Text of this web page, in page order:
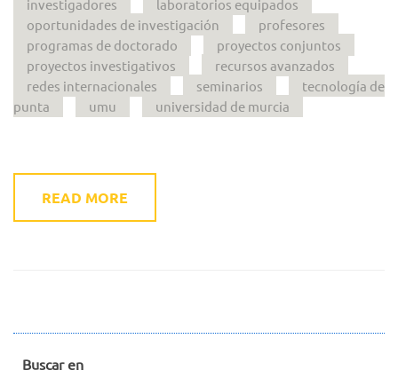
investigadores
laboratorios equipados
oportunidades de investigación
profesores
programas de doctorado
proyectos conjuntos
proyectos investigativos
recursos avanzados
redes internacionales
seminarios
tecnología de
punta
umu universidad de murcia
READ MORE
Buscar en